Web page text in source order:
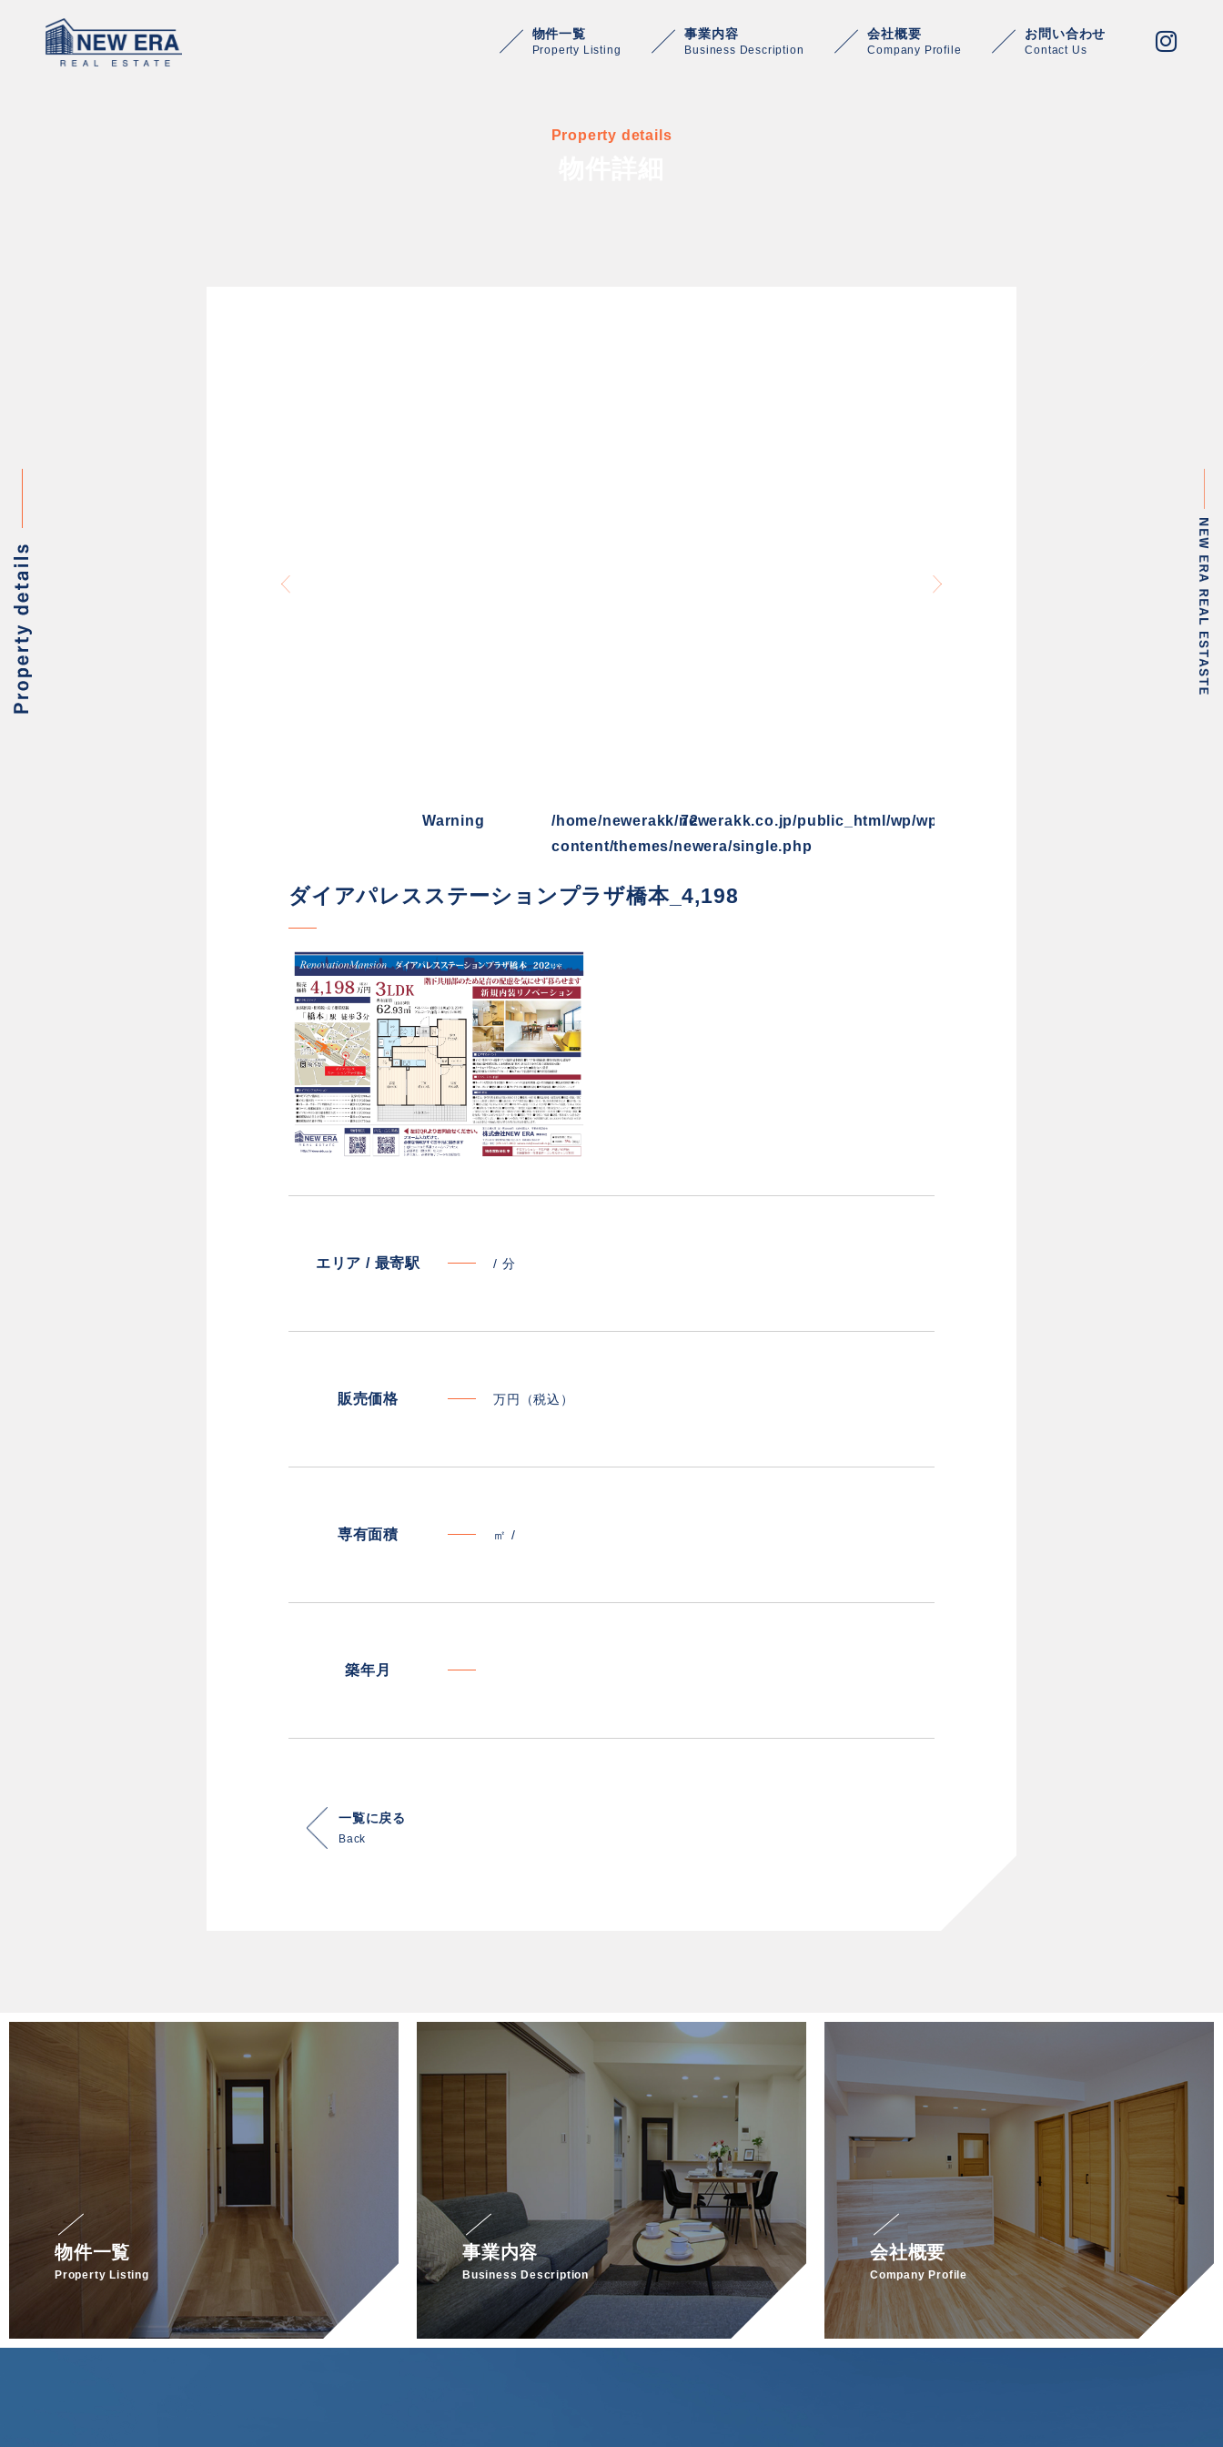
物件一覧
Property Listing
事業内容
Business Description
会社概要
Company Profile
お問い合わせ
Contact Us
Property details
Warning
/home/newerakk/newerakk.co.jp/public_html/wp/wp-
content/themes/newera/single.php
72
ダイアパレスステーションプラザ橋本_4,198
エリア / 最寄駅 / 分
販売価格 万円（税込）
専有面積 ㎡ /
築年月
一覧に戻る
Back
物件一覧
Property Listing
事業内容
Business Description
会社概要
Company Profile